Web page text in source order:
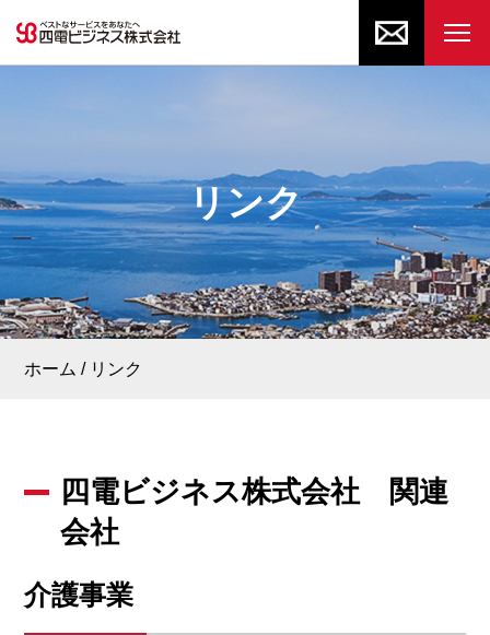
リンク
ホーム リンク
四電ビジネス株式会社 関連
会社
介護事業